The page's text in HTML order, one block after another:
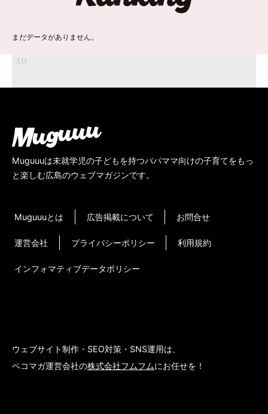
まだデータがありません。
Muguuuは未就学児の子どもを持つパパママ向けの子育てをもっ
と楽しむ広島のウェブマガジンです。
Muguuuとは 広告掲載について お問合せ
運営会社 プライバシーポリシー 利用規約
インフォマティブデータポリシー
ウェブサイト制作・SEO対策・SNS運用は、
ペコマガ運営会社の株式会社フムフムにお任せを！